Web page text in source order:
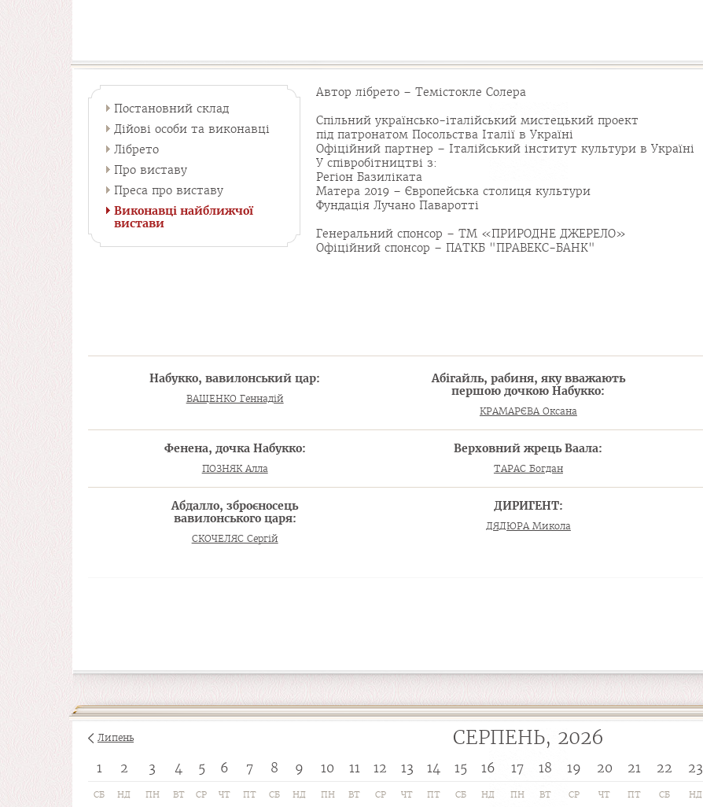
Постановний склад
Дійові особи та виконавці
Лібрето
Про виставу
Преса про виставу
Виконавці найближчої
вистави
Автор лібрето – Темістокле Солера
Спільний українсько-італійський мистецький проект
під патронатом Посольства Італії в Україні
Офіційний партнер – Італійський інститут культури в Україні
У співробітництві з:
Регіон Базиліката
Матера 2019 – Європейська столиця культури
Фундація Лучано Паваротті
Генеральний спонсор – ТМ «ПРИРОДНЕ ДЖЕРЕЛО»
Офіційний спонсор – ПАТКБ "ПРАВЕКС-БАНК"
Набукко, вавилонський цар:
ВАЩЕНКО Геннадій
Абігайль, рабиня, яку вважають
першою дочкою Набукко:
КРАМАРЄВА Оксана
Фенена, дочка Набукко:
ПОЗНЯК Алла
Верховний жрець Ваала:
ТАРАС Богдан
Абдалло, зброєносець
вавилонського царя:
СКОЧЕЛЯС Сергій
ДИРИГЕНТ:
ДЯДЮРА Микола
Липень СЕРПЕНЬ, 2026
1 2 3 4 5 6 7 8 9 10 11 12 13 14 15 16 17 18 19 20 21 22 23
СБ НД ПН ВТ СР ЧТ ПТ СБ НД ПН ВТ СР ЧТ ПТ СБ НД ПН ВТ СР ЧТ ПТ СБ НД